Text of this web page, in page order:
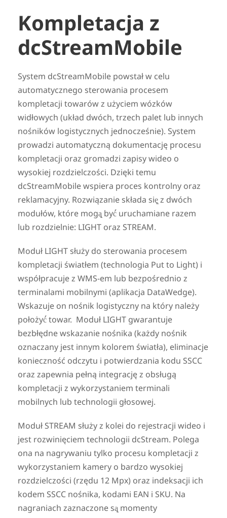
Kompletacja z
dcStreamMobile
System dcStreamMobile powstał w celu
automatycznego sterowania procesem
kompletacji towarów z użyciem wózków
widłowych (układ dwóch, trzech palet lub innych
nośników logistycznych jednocześnie). System
prowadzi automatyczną dokumentację procesu
kompletacji oraz gromadzi zapisy wideo o
wysokiej rozdzielczości. Dzięki temu
dcStreamMobile wspiera proces kontrolny oraz
reklamacyjny. Rozwiązanie składa się̨ z dwóch
modułów, które mogą̨ być́ uruchamiane razem
lub rozdzielnie: LIGHT oraz STREAM.
Moduł LIGHT służy do sterowania procesem
kompletacji światłem (technologia Put to Light) i
współpracuje z WMS-em lub bezpośrednio z
terminalami mobilnymi (aplikacja DataWedge).
Wskazuje on nośnik logistyczny na który należy
położyć́ towar. Moduł LIGHT gwarantuje
bezbłędne wskazanie nośnika (każdy nośnik
oznaczany jest innym kolorem światła), eliminacje
konieczność odczytu i potwierdzania kodu SSCC
oraz zapewnia pełną integrację z obsługą
kompletacji z wykorzystaniem terminali
mobilnych lub technologii głosowej.
Moduł STREAM służy z kolei do rejestracji wideo i
jest rozwinięciem technologii dcStream. Polega
ona na nagrywaniu tylko procesu kompletacji z
wykorzystaniem kamery o bardzo wysokiej
rozdzielczości (rzędu 12 Mpx) oraz indeksacji ich
kodem SSCC nośnika, kodami EAN i SKU. Na
nagraniach zaznaczone są̨ momenty